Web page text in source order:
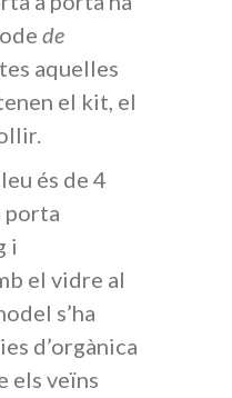
de
aquelles
el kit, el
és de 4
porta
i
el vidre al
s’ha
d’orgànica
els veïns